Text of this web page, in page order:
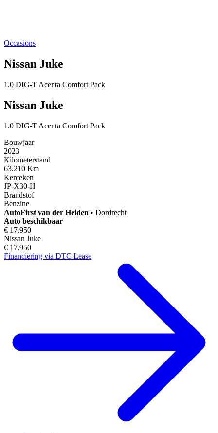
Occasions
Nissan Juke
1.0 DIG-T Acenta Comfort Pack
Nissan Juke
1.0 DIG-T Acenta Comfort Pack
Bouwjaar
2023
Kilometerstand
63.210 Km
Kenteken
JP-X30-H
Brandstof
Benzine
AutoFirst van der Heiden • Dordrecht
Auto beschikbaar
€ 17.950
Nissan Juke
€ 17.950
Financiering via DTC Lease